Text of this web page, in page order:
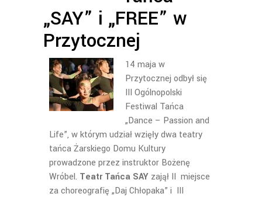
„SAY” i „FREE” w
Przytocznej
14 maja w
Przytocznej odbył się
III Ogólnopolski
Festiwal Tańca
„Dance – Passion and
Life”, w którym udział wzięły dwa teatry
tańca Żarskiego Domu Kultury
prowadzone przez instruktor Bożenę
Wróbel. Teatr Tańca SAY zajął II miejsce
za choreografię „Daj Chłopaka” i III